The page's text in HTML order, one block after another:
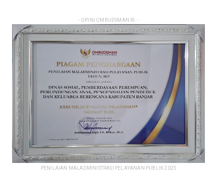
- OPINI OMBUDSMAN RI: -
PENILAIAN MALADMINISTRASI PELAYANAN PUBLIK 2025